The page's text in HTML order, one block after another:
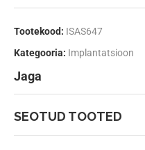
Tootekood: ISAS647
Kategooria: Implantatsioon
Jaga
SEOTUD TOOTED